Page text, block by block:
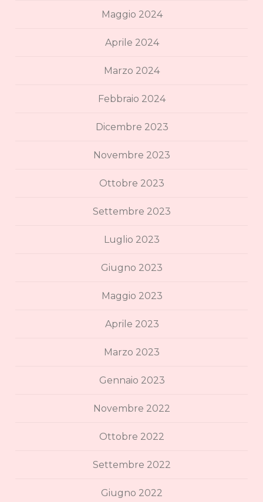
Maggio 2024
Aprile 2024
Marzo 2024
Febbraio 2024
Dicembre 2023
Novembre 2023
Ottobre 2023
Settembre 2023
Luglio 2023
Giugno 2023
Maggio 2023
Aprile 2023
Marzo 2023
Gennaio 2023
Novembre 2022
Ottobre 2022
Settembre 2022
Giugno 2022